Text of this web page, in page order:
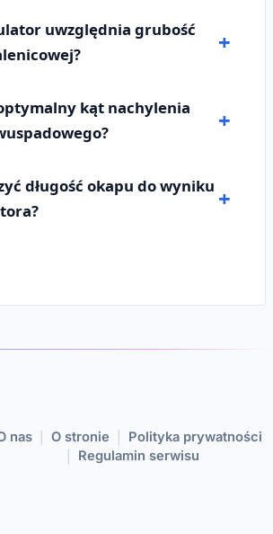
uwzględnia grubość
kąt nachylenia
długość okapu do wyniku
nas O stronie Polityka prywatności
Regulamin serwisu